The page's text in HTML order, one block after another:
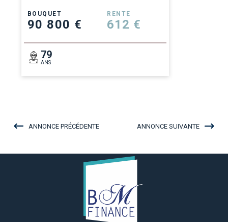
BOUQUET
90 800 €
RENTE
612 €
79
ANS
ANNONCE PRÉCÉDENTE ANNONCE SUIVANTE